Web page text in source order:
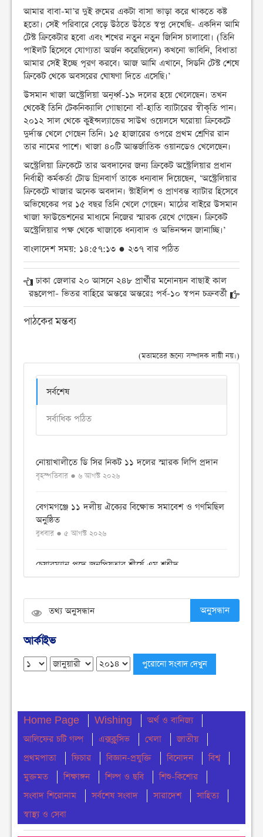
আমার বাবা-মা’র দুই রুমের একটা বাসা ভাড়া করে থাকতে কষ্ট
হতো। সেই পরিবারে বেড়ে উঠতে উঠতে স্বপ্ন দেখেছি- একদিন আমি
টেস্ট ক্রিকেটার হবো এবং শখের নতুন নতুন জিনিস চালাবো। (তিনি
পাইলট হিসেবে যোগ্যতা অর্জন করেছিলেন) কখনো ভাবিনি, বিধাতা
আমার সেই ইচ্ছে পূরণ করবে। আজ আমি এখানে, সিডনি টেস্ট শেষে
ক্রিকেট থেকে অবসরের ঘোষণা দিতে এসেছি।’
উসমান খাজা অস্ট্রেলিয়া অনূর্ধ্ব-১৯ দলের হয়ে খেলেছেন। তখন
থেকেই তিনি টেকনিক্যালি গোছানো বাঁ-হাতি ব্যাটারের স্বীকৃতি পান।
২০১২ সাল থেকে কুইন্সল্যান্ডের সাউথ ওয়েলসে ঘরোয়া ক্রিকেটে
দুর্দান্ত খেলে গেছেন তিনি। ১৫ হাজারের ওপরে প্রথম শ্রেণির রান
তার নামের পাশে। খাজা ৪০টি আন্তর্জাতিক ওয়ানডেও খেলেছেন।
অস্ট্রেলিয়া ক্রিকেটে তার অবদানের জন্য ক্রিকেট অস্ট্রেলিয়ার প্রধান
নির্বাহী কর্মকর্তা টোড গ্রিনবার্গ তাকে ধন্যবাদ দিয়েছেন, ‘অস্ট্রেলিয়ার
ক্রিকেটে খাজার অনেক অবদান। স্টাইলিশ ও প্রাণবন্ত ব্যাটার হিসেবে
অভিষেকের পর ১৫ বছর তিনি খেলে গেছেন। মাঠের বাইরে উসমান
খাজা ফাউন্ডেশনের মাধ্যমে নিজের স্মারক রেখে গেছেন। ক্রিকেট
অস্ট্রেলিয়ার পক্ষ থেকে খাজাকে ধন্যবাদ ও অভিনন্দন জানাচ্ছি।’
বাংলাদেশ সময়: ১৪:৫৭:১৩ ● ২৩৭ বার পঠিত
ঢাকা জেলার ২০ আসনে ২৪৮ প্রার্থীর মনোনয়ন বাছাই কাল
রঙলেপা- ভিতর বাহিরে অন্তরে অন্তরেঃ পর্ব-১০ স্বপন চক্রবর্তী
পাঠকের মন্তব্য
(মতামতের জন্যে সম্পাদক দায়ী নয়।)
সর্বশেষ
সর্বাধিক পঠিত
নোয়াখালীতে ডি সির নিকট ১১ দলের স্মারক লিপি প্রদান
বৃহস্পতিবার ● ৬ আগস্ট ২০২৬
বেগমগঞ্জে ১১ দলীয় ঐক্যের বিক্ষোভ সমাবেশ ও গণমিছিল
অনুষ্ঠিত
বুধবার ● ৫ আগস্ট ২০২৬
চেয়ারম্যান পদে জনপ্রিয়তার শীর্ষে এম শহীদ
বুধবার ● ৫ আগস্ট ২০২৬
নোয়াখালীতে ডাকাতির ঘটনায় ৪ ডাকাত গ্রেফতার
বুধবার ● ৫ আগস্ট ২০২৬
সংবিধান থেকে বাতিল হতে পারে শেখ মুজিবুর রহমানের
‘জাতির পিতা’ স্বীকৃতি
ঢাকা কলেজে ছাত্রদল-শিবিরের সংঘর্ষ
মঙ্গলবার ● ৪ আগস্ট ২০২৬
নোয়াখালীতে সি এন জি পাম্প গুলোতে গ্যাস সংকট
মঙ্গলবার ● ৪ আগস্ট ২০২৬
চার মাস ধরে ইউএনও নেই মধ্যনগরে, ভোগান্তিতে
সেবাপ্রত্যাশীরা
মঙ্গলবার ● ৪ আগস্ট ২০২৬
অনুসন্ধান
আর্কাইভ
Home Page Wishing
অর্থ ও বানিজ্য
আলিফের চটি গল্প
এক্সক্লুসিভ খেলা
জাতীয়
প্রথমপাতা
ফিচার বিজ্ঞান-প্রযুক্তি বিনোদন
বিশ্ব
মুক্তমত
শিক্ষাঙ্গন শিল্প ও ছবি
শিশু-কিশোর
সংবাদ শিরোনাম
সর্বশেষ সংবাদ সারাদেশ
সাহিত্য
স্বাস্থ্য ও সেবা